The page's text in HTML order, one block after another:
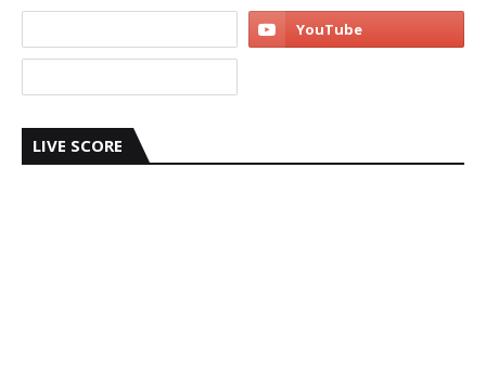
LIVE SCORE